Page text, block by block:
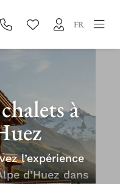
FR
à
l’expérience
d’Huez dans